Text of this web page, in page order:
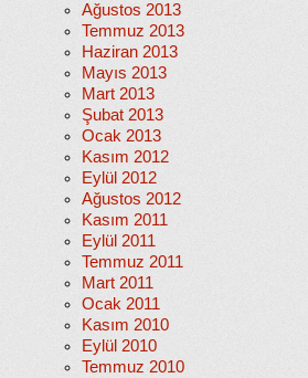
Ağustos 2013
Temmuz 2013
Haziran 2013
Mayıs 2013
Mart 2013
Şubat 2013
Ocak 2013
Kasım 2012
Eylül 2012
Ağustos 2012
Kasım 2011
Eylül 2011
Temmuz 2011
Mart 2011
Ocak 2011
Kasım 2010
Eylül 2010
Temmuz 2010